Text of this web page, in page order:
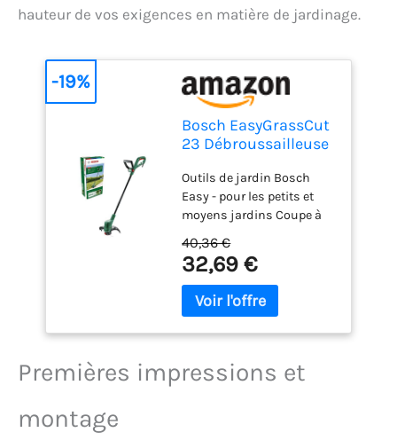
hauteur de vos exigences en matière de jardinage.
Bosch EasyGrassCut
23 Débroussailleuse
Outils de jardin Bosch
Easy - pour les petits et
moyens jardins Coupe à
position de travail
confortable: Léger et
stable avec poignée
supplémentaire réglable
optimaux Coupe et tonte
continues : coupe
40,36 €
32,69 €
-19%
Premières impressions et
montage